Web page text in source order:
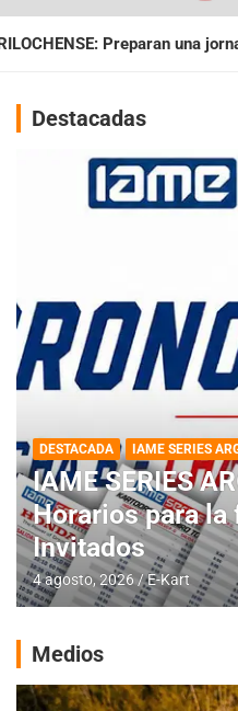
a puro espectáculo
Destacadas
DESTACADA IAME SERIES
IAME SERIES
Horarios para la
Invitados
4 agosto, 2026 E-Kart
Medios